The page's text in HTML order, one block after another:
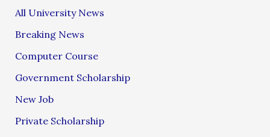
All University News
Breaking News
Computer Course
Government Scholarship
New Job
Private Scholarship